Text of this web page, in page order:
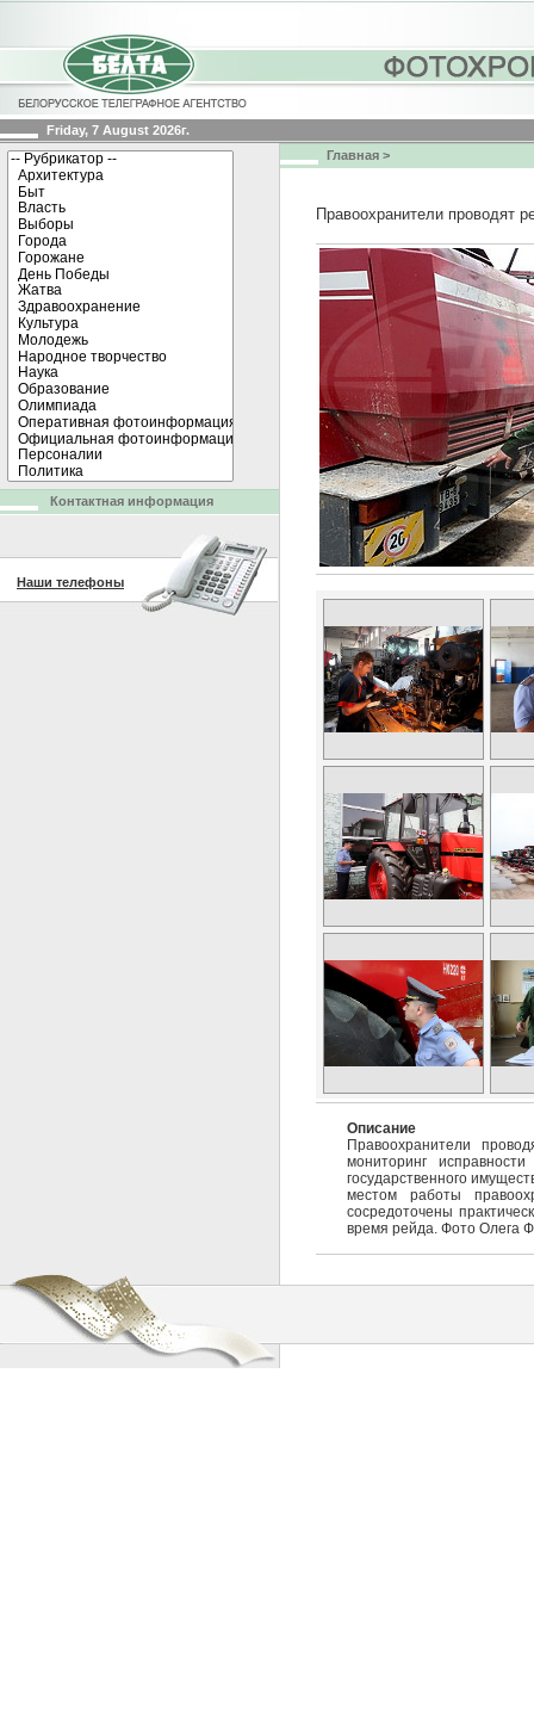
Friday, 7 August 2026г.
Главная >
Правоохранители проводят
Описание
Правоохранители
мониторинг
государственного
местом работы
сосредоточены
время рейда. Фото Олега
Контактная информация
Наши телефоны